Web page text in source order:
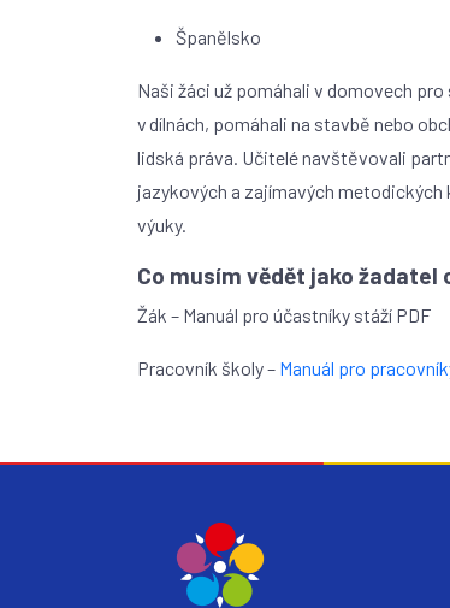
Španělsko
Naši žáci už pomáhali v domovech
v dílnách, pomáhali na stavbě nebo
lidská práva. Učitelé navštěvovali
jazykových a zajímavých
výuky.
Co musím vědět jako žadatel
Žák – Manuál pro účastníky stáží PDF
Pracovník školy – Manuál pro